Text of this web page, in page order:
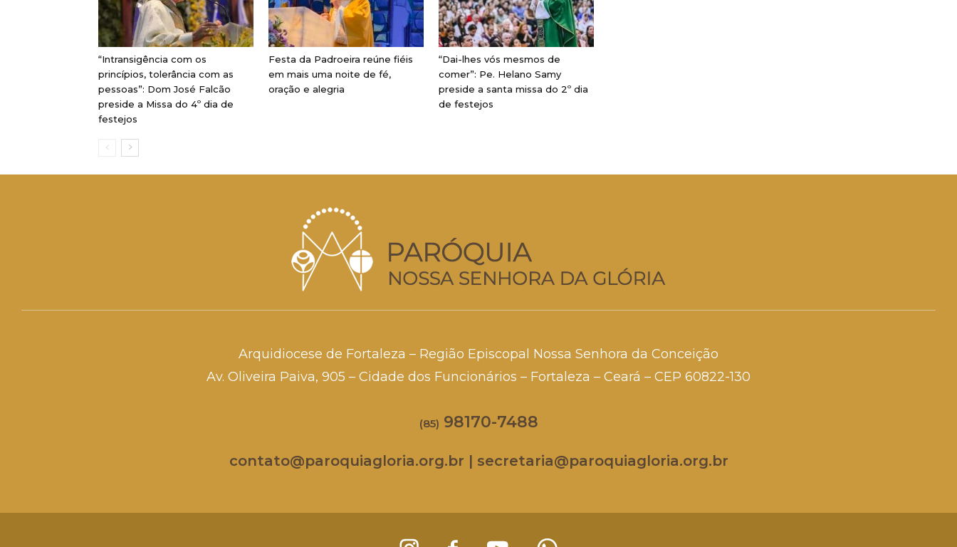
“Intransigência com os
princípios, tolerância com as
pessoas”: Dom José Falcão
preside a Missa do 4º dia de
festejos
Festa da Padroeira reúne fiéis
em mais uma noite de fé,
oração e alegria
“Dai-lhes vós mesmos de
comer”: Pe. Helano Samy
preside a santa missa do 2º dia
de festejos
Arquidiocese de Fortaleza – Região Episcopal Nossa Senhora da Conceição
Av. Oliveira Paiva, 905 – Cidade dos Funcionários – Fortaleza – Ceará – CEP 60822-130
(85) 98170-7488
contato@paroquiagloria.org.br | secretaria@paroquiagloria.org.br